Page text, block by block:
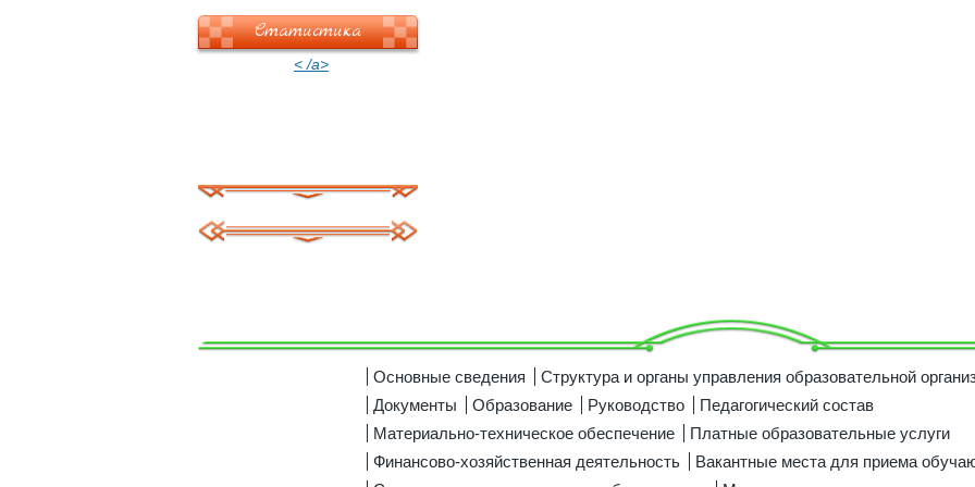
Статистика
< /a>
Основные сведения
Структура и органы управления образовательной
Документы
Образование Руководство
Педагогический состав
Материально-техническое обеспечение
Платные образовательные услуги
Финансово-хозяйственная деятельность
Вакантные места для приема